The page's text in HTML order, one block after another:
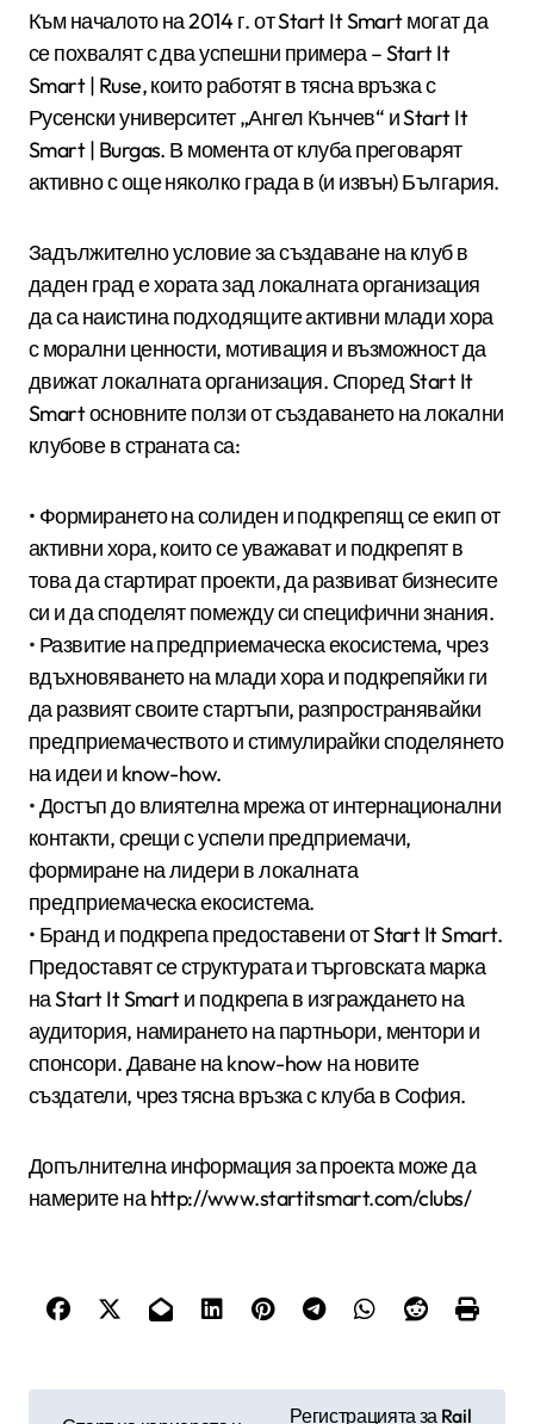
Към началото на 2014 г. от Start It Smart могат да
се похвалят с два успешни примера – Start It
Smart | Ruse, които работят в тясна връзка с
Русенски университет „Ангел Кънчев“ и Start It
Smart | Burgas. В момента от клуба преговарят
активно с още няколко града в (и извън) България.
Задължително условие за създаване на клуб в
даден град е хората зад локалната организация
да са наистина подходящите активни млади хора
с морални ценности, мотивация и възможност да
движат локалната организация. Според Start It
Smart основните ползи от създаването на локални
клубове в страната са:
• Формирането на солиден и подкрепящ се екип от
активни хора, които се уважават и подкрепят в
това да стартират проекти, да развиват бизнесите
си и да споделят помежду си специфични знания.
• Развитие на предприемаческа екосистема, чрез
вдъхновяването на млади хора и подкрепяйки ги
да развият своите стартъпи, разпространявайки
предприемачеството и стимулирайки споделянето
на идеи и know-how.
• Достъп до влиятелна мрежа от интернационални
контакти, срещи с успели предприемачи,
формиране на лидери в локалната
предприемаческа екосистема.
• Бранд и подкрепа предоставени от Start It Smart.
Предоставят се структурата и търговската марка
на Start It Smart и подкрепа в изграждането на
аудитория, намирането на партньори, ментори и
спонсори. Даване на know-how на новите
създатели, чрез тясна връзка с клуба в София.
Допълнителна информация за проекта може да
намерите на http://www.startitsmart.com/clubs/
Регистрацията за Rail